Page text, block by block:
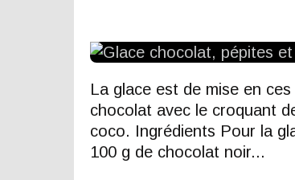
La glace est de mise en
chocolat avec le croquant
coco. Ingrédients Pour la
100 g de chocolat noir...